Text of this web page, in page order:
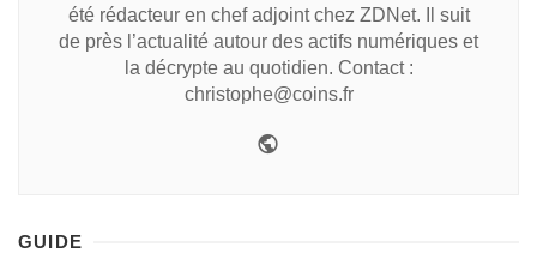
été rédacteur en chef adjoint chez ZDNet. Il suit
de près l’actualité autour des actifs numériques et
la décrypte au quotidien. Contact :
christophe@coins.fr
GUIDE